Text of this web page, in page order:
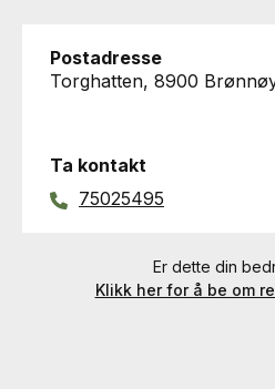
Postadresse
Torghatten, 8900
Ta kontakt
75025495
Er dette din
Klikk her for å be om